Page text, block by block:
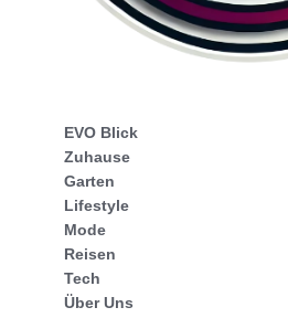
EVO Blick
Zuhause
Garten
Lifestyle
Mode
Reisen
Tech
Über Uns